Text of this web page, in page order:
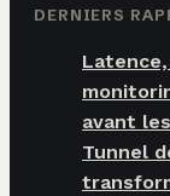
DERNIERS
avant
Tunnel